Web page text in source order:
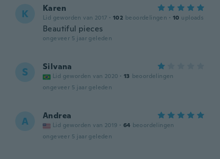
K Karen
Lid geworden van 2017 · 102 beoordelingen · 10 uploads
Beautiful pieces
ongeveer 5 jaar geleden
S Silvana
Lid geworden van 2020 · 13 beoordelingen
ongeveer 5 jaar geleden
A Andrea
Lid geworden van 2019 · 64 beoordelingen
ongeveer 5 jaar geleden